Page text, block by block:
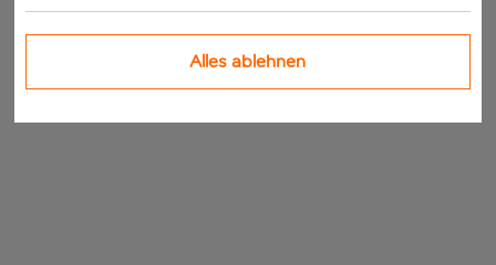
Alles ablehnen